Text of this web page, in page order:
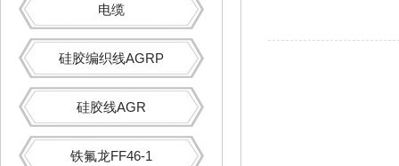
电缆
硅胶编织线AGRP
硅胶线AGR
铁氟龙FF46-1